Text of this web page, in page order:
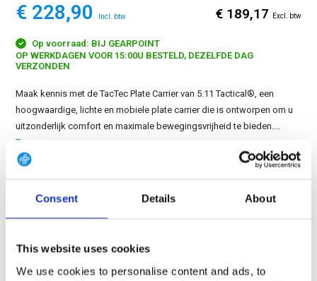
Consent Details About
This website uses cookies
We use cookies to personalise content and ads, to
€ 228,90 Incl. btw € 189,17 Excl. btw
Op voorraad: BIJ GEARPOINT
OP WERKDAGEN VOOR 15:00U BESTELD, DEZELFDE DAG
VERZONDEN
Maak kennis met de TacTec Plate Carrier van 5.11 Tactical®, een
hoogwaardige, lichte en mobiele plate carrier die is ontworpen om u
uitzonderlijk comfort en maximale bewegingsvrijheid te bieden....
Toon meer
14 DAGEN RETOURTERMIJN
350m2 FYSIEKE WINKEL